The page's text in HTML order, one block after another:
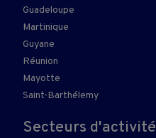
Guadeloupe
Martinique
Guyane
Réunion
Mayotte
Saint-Barthélemy
Secteurs d'activité